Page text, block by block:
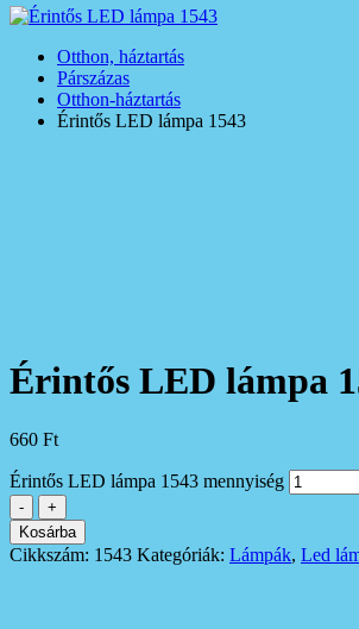
Otthon, háztartás
Párszázas
Otthon-háztartás
Érintős LED lámpa 1543
Érintős LED lámpa
660 Ft
Érintős LED lámpa 1543 mennyiség
-
+
Kosárba
Cikkszám: 1543 Kategóriák: Lámpák, Led